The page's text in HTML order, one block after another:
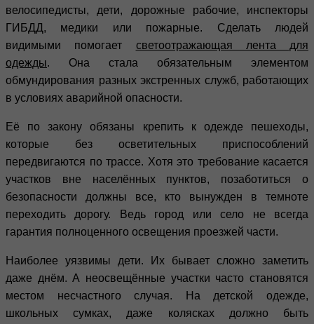
велосипедисты, дети, дорожные рабочие, инспекторы
ГИБДД, медики или пожарные. Сделать людей
видимыми помогает светоотражающая лента для
одежды. Она стала обязательным элементом
обмундирования разных экстренных служб, работающих
в условиях аварийной опасности.
Её по закону обязаны крепить к одежде пешеходы,
которые без осветительных приспособлений
передвигаются по трассе. Хотя это требование касается
участков вне населённых пунктов, позаботиться о
безопасности должны все, кто вынужден в темноте
переходить дорогу. Ведь город или село не всегда
гарантия полноценного освещения проезжей части.
Наиболее уязвимы дети. Их бывает сложно заметить
даже днём. А неосвещённые участки часто становятся
местом несчастного случая. На детской одежде,
школьных сумках, даже колясках должно быть